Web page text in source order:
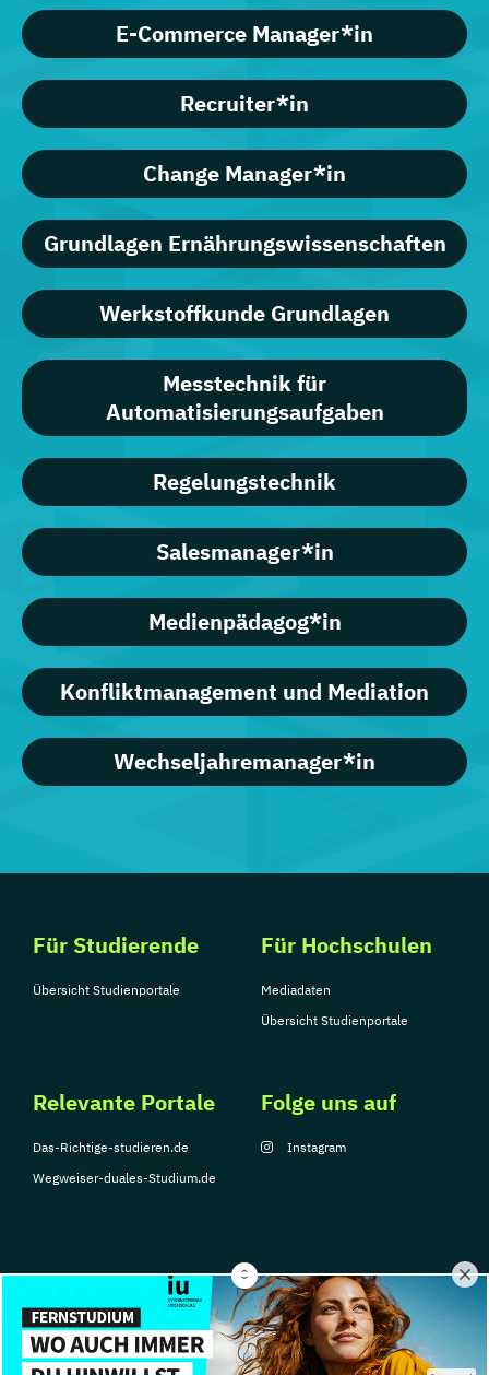
E-Commerce Manager*in
Recruiter*in
Change Manager*in
Grundlagen Ernährungswissenschaften
Werkstoffkunde Grundlagen
Messtechnik für
Automatisierungsaufgaben
Regelungstechnik
Salesmanager*in
Medienpädagog*in
Konfliktmanagement und Mediation
Wechseljahremanager*in
Für Studierende
Übersicht Studienportale
Für Hochschulen
Mediadaten
Übersicht Studienportale
Relevante Portale
Das-Richtige-studieren.de
Wegweiser-duales-Studium.de
Folge uns auf
Instagram
© Copyright 2026, TarGroup Media GmbH
Impressum
Über
Datenschutzerklärung Nutzungsbedingungen